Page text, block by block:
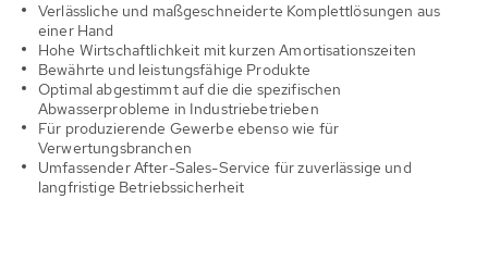
Verlässliche und maßgeschneiderte Komplettlösungen aus
einer Hand
Hohe Wirtschaftlichkeit mit kurzen Amortisationszeiten
Bewährte und leistungsfähige Produkte
Optimal abgestimmt auf die die spezifischen
Abwasserprobleme in Industriebetrieben
Für produzierende Gewerbe ebenso wie für
Verwertungsbranchen
Umfassender After-Sales-Service für zuverlässige und
langfristige Betriebssicherheit